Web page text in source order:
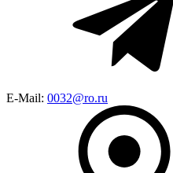
E-Mail: 0032@ro.ru